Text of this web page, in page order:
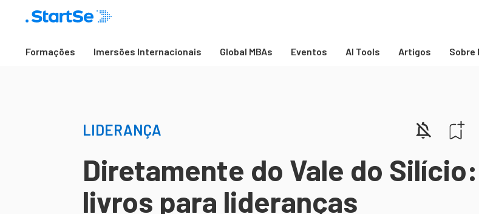
Formações Imersões Internacionais Global MBAs Eventos AI Tools Artigos Sobre
LIDERANÇA
Diretamente do Vale do
livros para lideranças